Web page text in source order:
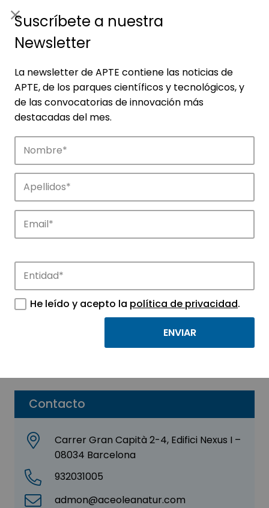
Empresas
Descubre las empresas que impulsan la
innovación en los parques de APTE.
Contacto
Carrer Gran Capità 2-4, Edifici Nexus I –
08034 Barcelona
932031005
admon@aceoleanatur.com
ACE OLEANATUR, S.L.
AGROALIMENTACIÓN -
Suscríbete a nuestra
Newsletter
La newsletter de APTE contiene las noticias de
APTE, de los parques científicos y tecnológicos, y
de las convocatorias de innovación más
destacadas del mes.
He leído y acepto la política de privacidad.